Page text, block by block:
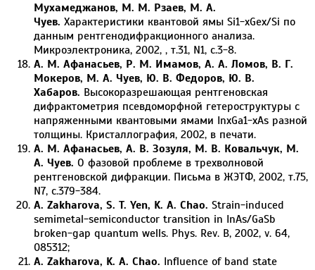
Мухамеджанов, М. М. Рзаев, М. А.
Чуев. Характеристики квантовой ямы Si1-xGex/Si по
данным рентгенодифракционного анализа.
Микроэлектроника, 2002, , т.31, N1, с.3-8.
А. М. Афанасьев, Р. М. Имамов, А. А. Ломов, В. Г.
Мокеров, М. А. Чуев, Ю. В. Федоров, Ю. В.
Хабаров. Высокоразрешающая рентгеновская
дифрактометрия псевдоморфной гетероструктуры с
напряженными квантовыми ямами InxGa1-xAs разной
толщины. Кристаллография, 2002, в печати.
А. М. Афанасьев, А. В. Зозуля, М. В. Ковальчук, М.
А. Чуев. О фазовой проблеме в трехволновой
рентгеновской дифракции. Письма в ЖЭТФ, 2002, т.75,
N7, с.379-384.
A. Zakharova, S. T. Yen, K. A. Chao. Strain-induced
semimetal-semiconductor transition in InAs/GaSb
broken-gap quantum wells. Phys. Rev. B, 2002, v. 64,
085312;
A. Zakharova, K. A. Chao. Influence of band state